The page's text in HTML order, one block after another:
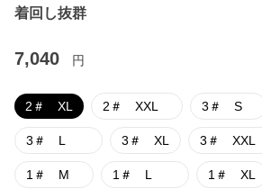
着回し抜群
7,040 円
2＃ XL 2＃ XXL 3＃ S
3＃ L 3＃ XL 3＃ XXL
1＃ M 1＃ L 1＃ XL